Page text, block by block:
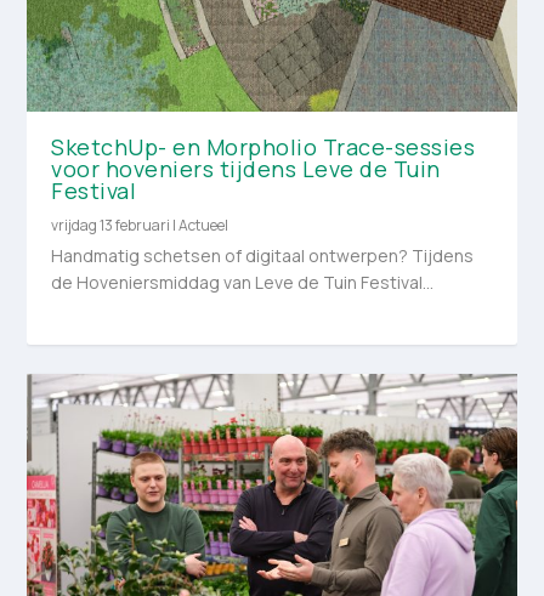
SketchUp- en Morpholio Trace-sessies
voor hoveniers tijdens Leve de Tuin
Festival
vrijdag 13 februari |Actueel
Handmatig schetsen of digitaal ontwerpen? Tijdens
de Hoveniersmiddag van Leve de Tuin Festival...